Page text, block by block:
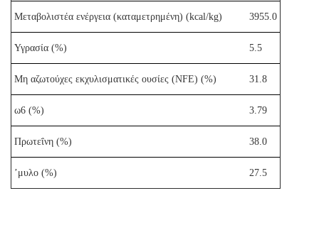
Μεταβολιστέα ενέργεια (καταμετρημένη) (kcal/kg) 3955.0
Υγρασία (%) 5.5
Μη αζωτούχες εκχυλισματικές ουσίες (NFE) (%) 31.8
ω6 (%) 3.79
Πρωτεΐνη (%) 38.0
’μυλο (%) 27.5